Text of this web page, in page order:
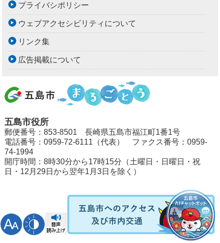
プライバシポリシー
ウェブアクセシビリティについて
リンク集
広告掲載について
五島市役所
郵便番号：853-8501 長崎県五島市福江町1番1号
電話番号：0959-72-6111（代表） ファクス番号：0959-
74-1994
開庁時間：8時30分から17時15分（土曜日・日曜日・祝
日・12月29日から翌年1月3日を除く）